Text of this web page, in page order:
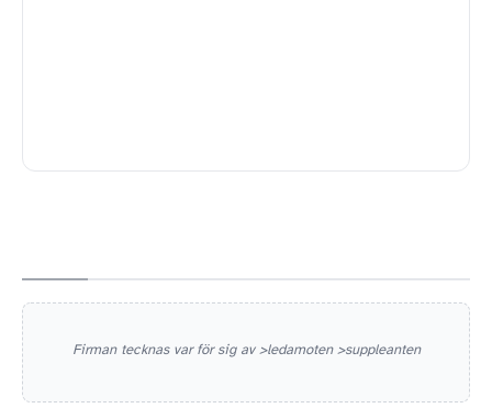
Firman tecknas var för sig av >ledamoten >suppleanten